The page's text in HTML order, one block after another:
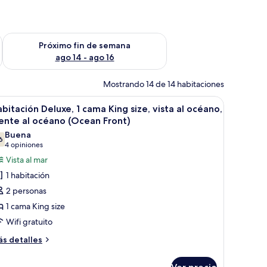
semana ago 7 - ago 9
Próximo fin de semana
ago 14 - ago 16
Consulta la disponibilidad para el próximo fin de semana ago
Mostrando 14 de 14 habitaciones
un colgador de macramé y dos lámparas colgantes.Un dormitorio rústico con techo de madera,
4
Deluxe, 1 cama King size, vista al océano,
al océano (Ocean Front)
de 10
Buena
4 opiniones
(4
opiniones)
Vista al mar
1 habitación
2 personas
1 cama King size
Wifi gratuito
detalles